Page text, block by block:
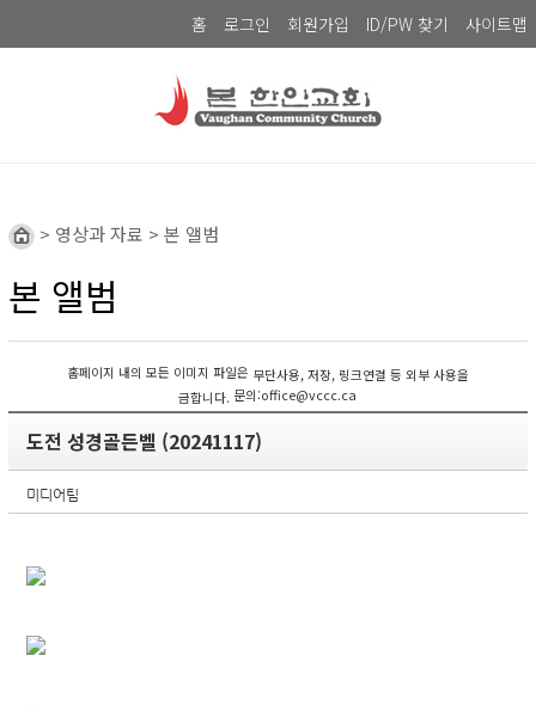
홈 로그인 회원가입 ID/PW 찾기 사이트맵
> 영상과 자료 > 본 앨범
본 앨범
홈페이지 내의 모든 이미지 파일은 무단사용, 저장, 링크연결 등 외부 사용을
금합니다. 문의:office@vccc.ca
도전 성경골든벨 (20241117)
미디어팀